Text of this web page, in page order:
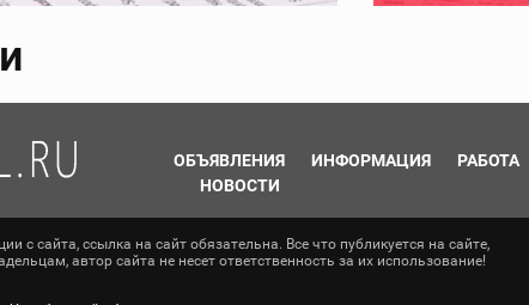
ОБЪЯВЛЕНИЯ ИНФОРМАЦИЯ РАБОТА
НОВОСТИ
с сайта, ссылка на сайт обязательна. Все что публикуется на сайте,
автор сайта не несет ответственность за их использование!